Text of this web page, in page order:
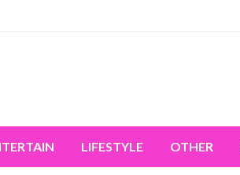
LIFESTYLE OTHER